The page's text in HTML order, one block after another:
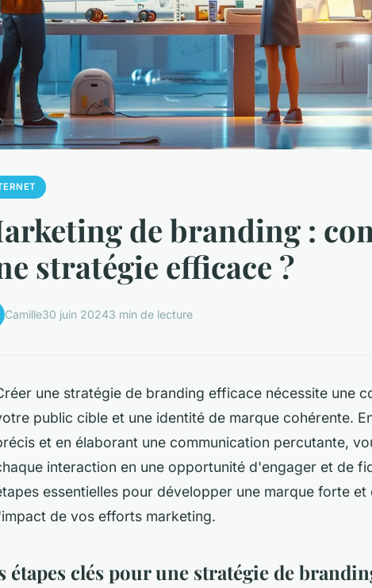
de branding :
stratégie efficace ?
Camille30 juin 20243 min de lecture
une stratégie de branding efficace nécessite une
public cible et une identité de marque cohérente.
et en élaborant une communication percutante,
interaction en une opportunité d'engager et de
essentielles pour développer une marque forte
de vos efforts marketing.
étapes clés pour une stratégie de